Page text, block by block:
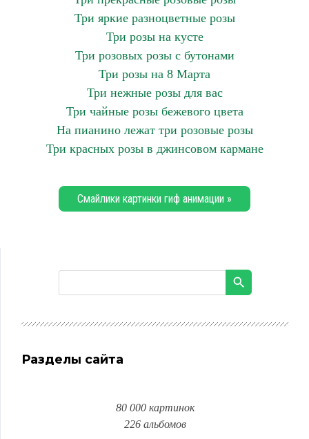
Три яркие разноцветные розы
Три розы на кусте
Три розовых розы с бутонами
Три розы на 8 Марта
Три нежные розы для вас
Три чайные розы бежевого цвета
На пианино лежат три розовые розы
Три красных розы в джинсовом кармане
Смайлики картинки гиф анимации »
Разделы сайта
80 000 картинок
226 альбомов